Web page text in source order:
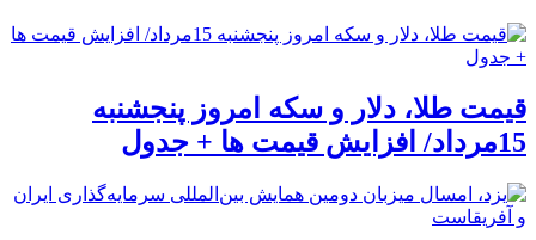
قیمت طلا، دلار و سکه امروز پنجشنبه
15مرداد/ افزایش قیمت ها + جدول